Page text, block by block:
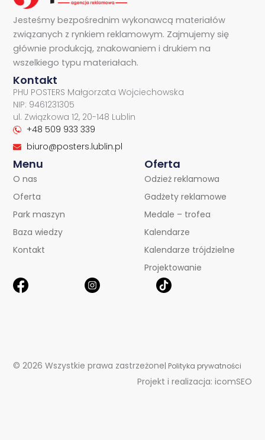
Jesteśmy bezpośrednim wykonawcą materiałów
związanych z rynkiem reklamowym. Zajmujemy się
głównie produkcją, znakowaniem i drukiem na
wszelkiego typu materiałach.
Menu
O nas
Oferta
Park maszyn
Baza wiedzy
Kontakt
Oferta
Odzież reklamowa
Gadżety reklamowe
Medale – trofea
Kalendarze
Kalendarze trójdzielne
Projektowanie
Kontakt
PHU POSTERS Małgorzata Wojciechowska
NIP: 9461231305
ul. Związkowa 12, 20-148 Lublin
+48 509 933 339
biuro@posters.lublin.pl
a a a
© 2026 Wszystkie prawa zastrzeżone| Polityka prywatności
Projekt i realizacja: icomSEO